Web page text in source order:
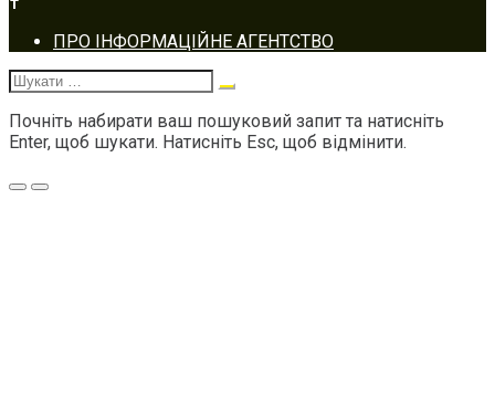
Footer
navigation
ПРО ІНФОРМАЦІЙНЕ АГЕНТСТВО
Шукати:
Почніть набирати ваш пошуковий запит та натисніть
Enter, щоб шукати. Натисніть Esc, щоб відмінити.
Меню